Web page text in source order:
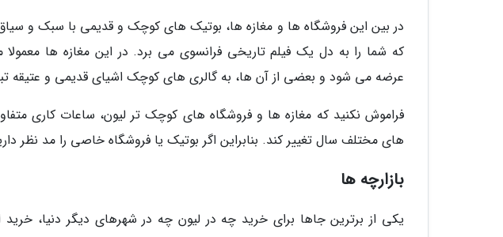
در بین این فروشگاه ها و مغازه ها، بوتیک های کوچک و قدیمی با سبک و
که شما را به دل یک فیلم تاریخی فرانسوی می برد. در این مغازه ها
عرضه می شود و بعضی از آن ها، به گالری های کوچک اشیای قدیمی و عتیقه
فراموش نکنید که مغازه ها و فروشگاه های کوچک تر لیون، ساعات کاری
های مختلف سال تغییر کند. بنابراین اگر بوتیک یا فروشگاه خاصی را مد نظر
بازارچه ها
یکی از برترین جاها برای خرید چه در لیون چه در شهرهای دیگر دنیا، خرید